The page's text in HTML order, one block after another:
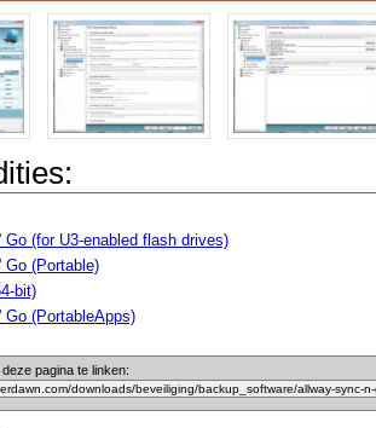
(for U3-enabled flash drives)
(Portable)
bit)
(PortableApps)
pagina te linken: